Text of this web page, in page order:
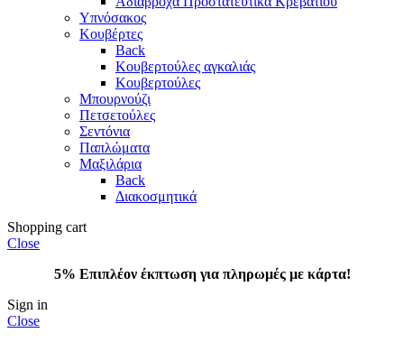
Υπνόσακος
Κουβέρτες
Back
Κουβερτούλες αγκαλιάς
Κουβερτούλες
Μπουρνούζι
Πετσετούλες
Σεντόνια
Παπλώματα
Μαξιλάρια
Back
Διακοσμητικά
Shopping cart
Close
5% Επιπλέον έκπτωση για πληρωμές με κάρτα!
Sign in
Close